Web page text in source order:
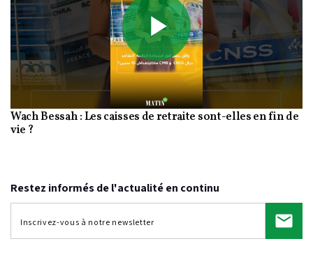
Play
Video
Wach Bessah : Les caisses de retraite sont-elles en fin de
vie ?
Restez informés de l'actualité en continu